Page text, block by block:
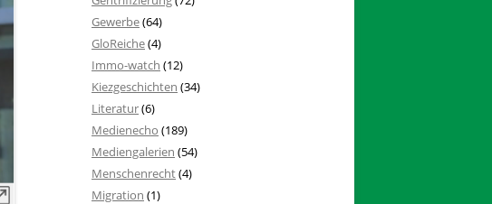
Gewerbe(64)
GloReiche(4)
Immo-watch (12)
Kiezgeschichten (34)
Literatur(6)
Medienecho (189)
Mediengalerien (54)
Menschenrecht(4)
Migration (1)